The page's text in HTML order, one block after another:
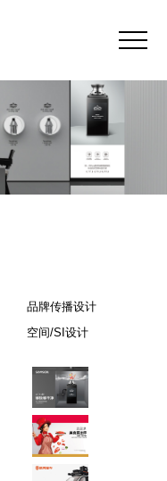
品牌传播设计
空间/SI设计